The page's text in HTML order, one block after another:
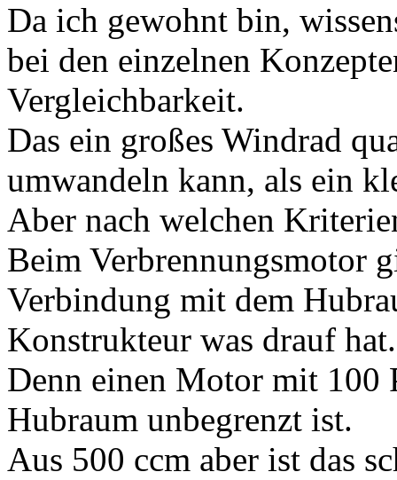
Da ich gewohnt bin,
bei den einzelnen
Vergleichbarkeit.
Das ein großes Windrad
umwandeln kann, als ein
Aber nach welchen
Beim Verbrennungsmotor
Verbindung mit dem
Konstrukteur was drauf hat.
Denn einen Motor mit 100
Hubraum unbegrenzt ist.
Aus 500 ccm aber ist das